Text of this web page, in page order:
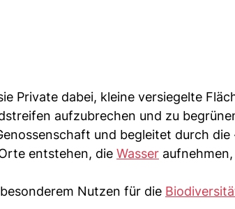
Private dabei, kleine versiegelte
aufzubrechen und zu
und begleitet durch die
entstehen, die Wasser
Nutzen für die